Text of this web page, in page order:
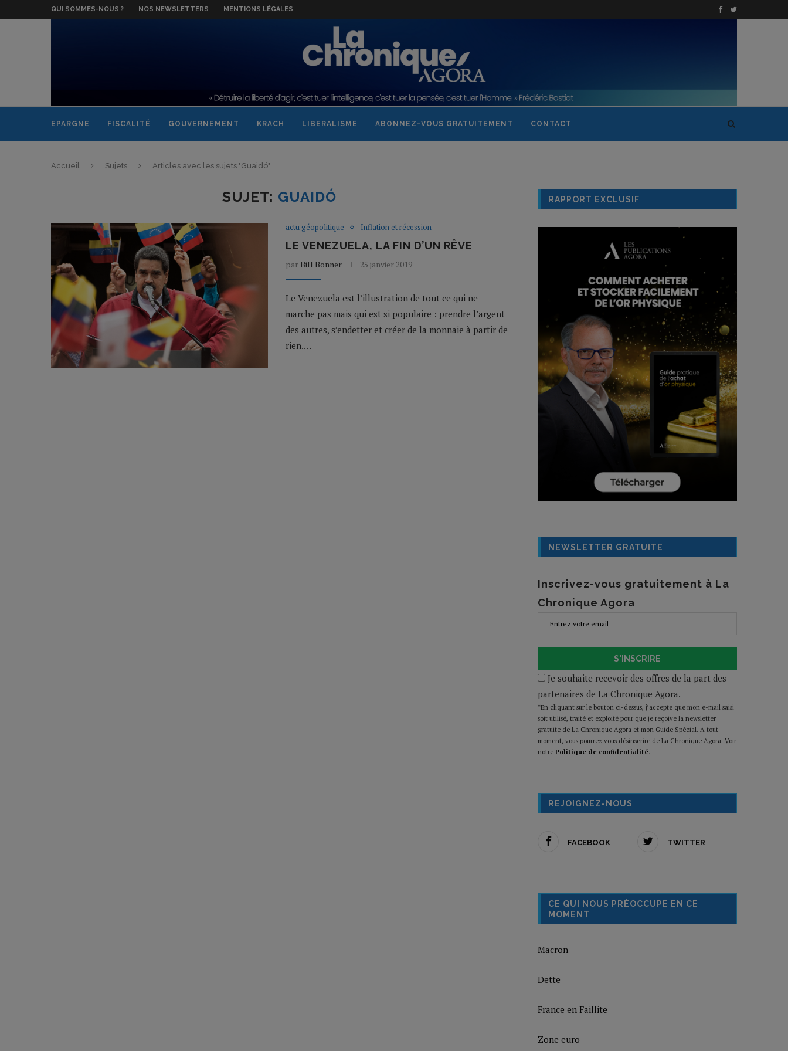
QUI SOMMES-NOUS ? NOS NEWSLETTERS MENTIONS LÉGALES
EPARGNE FISCALITÉ GOUVERNEMENT KRACH LIBERALISME ABONNEZ-VOUS GRATUITEMENT CONTACT
Accueil Sujets Articles avec les sujets "Guaidó"
SUJET: GUAIDÓ
actu géopolitique Inflation et récession
LE VENEZUELA, LA FIN D’UN RÊVE
par Bill Bonner 25 janvier 2019
Le Venezuela est l’illustration de tout ce qui ne
marche pas mais qui est si populaire : prendre l’argent
des autres, s’endetter et créer de la monnaie à partir de
rien.…
RAPPORT EXCLUSIF
NEWSLETTER GRATUITE
Inscrivez-vous gratuitement à La
Chronique Agora
S'INSCRIRE
Je souhaite recevoir des offres de la part des
partenaires de La Chronique Agora.
*En cliquant sur le bouton ci-dessus, j’accepte que mon e-mail saisi
soit utilisé, traité et exploité pour que je reçoive la newsletter
gratuite de La Chronique Agora et mon Guide Spécial. A tout
moment, vous pourrez vous désinscrire de La Chronique Agora. Voir
notre Politique de confidentialité.
REJOIGNEZ-NOUS
FACEBOOK TWITTER
CE QUI NOUS PRÉOCCUPE EN CE
MOMENT
Macron
Dette
France en Faillite
Zone euro